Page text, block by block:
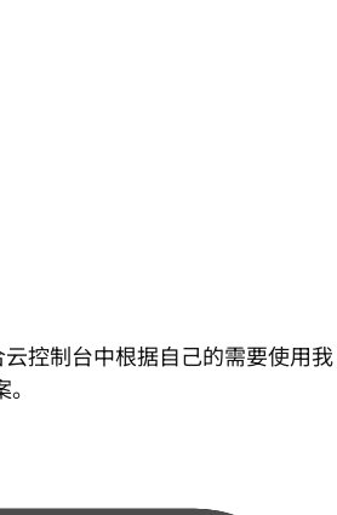
控制台中根据自己的需要使用我